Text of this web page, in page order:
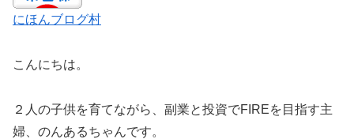
にほんブログ村
こんにちは。
２人の子供を育てながら、副業と投資でFIREを目指す主
婦、のんあるちゃんです。